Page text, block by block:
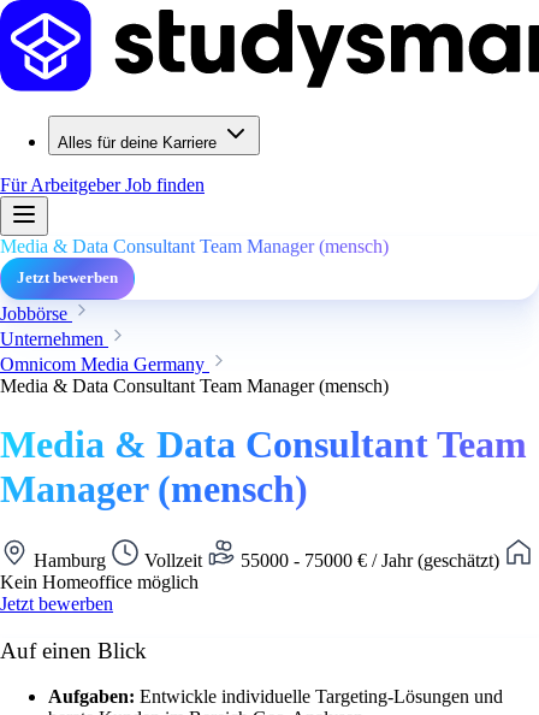
Alles für deine Karriere
Für ArbeitgeberJob finden
Media & Data Consultant Team Manager (mensch)
Jetzt bewerben
Jobbörse
Unternehmen
Omnicom Media Germany
Media & Data Consultant Team Manager (mensch)
Media & Data Consultant Team
Manager (mensch)
Hamburg Vollzeit
55000 - 75000 € / Jahr (geschätzt)
Kein Homeoffice möglich
Jetzt bewerben
Auf einen Blick
Aufgaben: Entwickle individuelle Targeting-Lösungen und